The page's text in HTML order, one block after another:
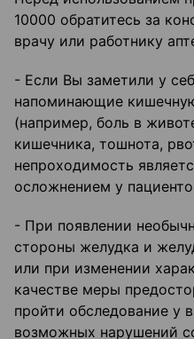
10000 обратитесь за
врачу или работнику
- Если Вы заметили у
напоминающие
(например, боль в
кишечника, тошнота,
непроходимость
осложнением у
- При появлении
стороны желудка и
или при изменении
качестве меры
пройти обследование у
возможных нарушений